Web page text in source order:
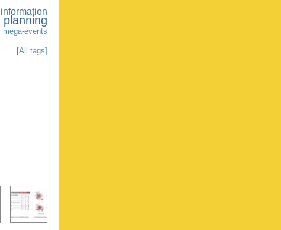
information
planning
mega-events
[All tags]